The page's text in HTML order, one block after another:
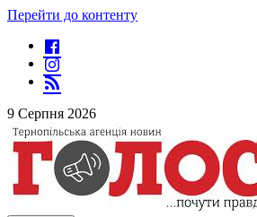
Перейти до контенту
9 Серпня 2026